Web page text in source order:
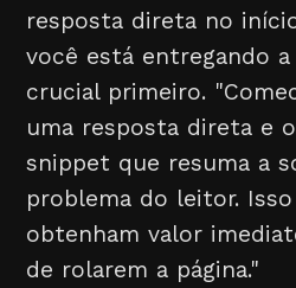
resposta direta no
você está entregando
crucial primeiro.
uma resposta direta e
snippet que resuma a
problema do leitor.
obtenham valor
de rolarem a página."